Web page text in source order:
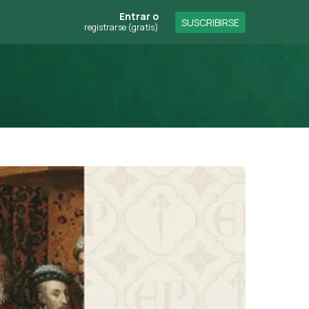
Entrar o
registrarse (gratis) SUSCRIBIRSE